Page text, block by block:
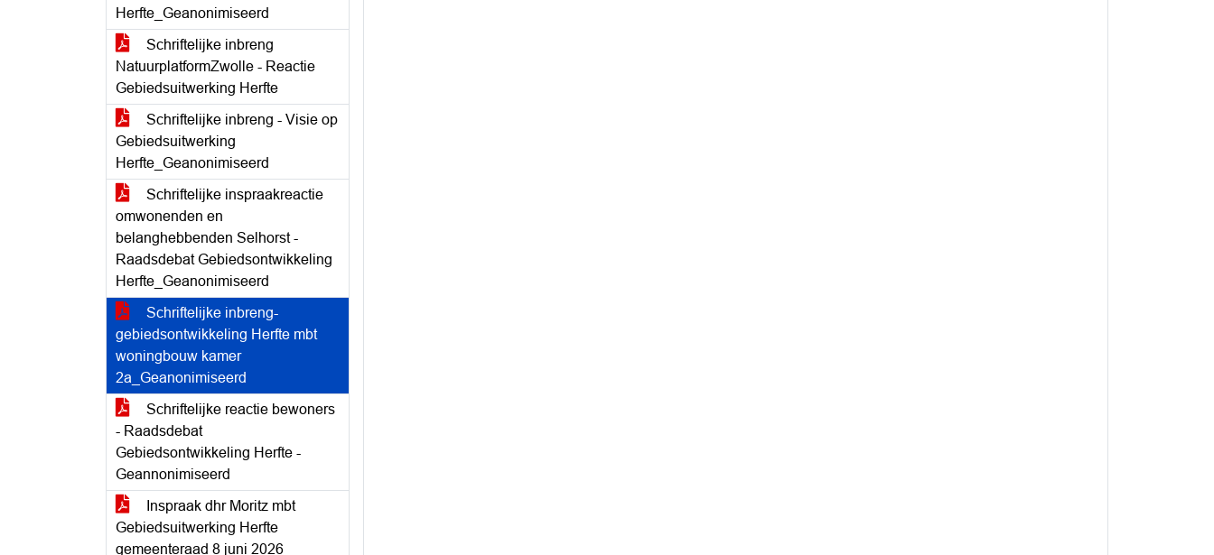
Herfte_Geanonimiseerd
Schriftelijke inbreng
NatuurplatformZwolle - Reactie
Gebiedsuitwerking Herfte
Schriftelijke inbreng - Visie op
Gebiedsuitwerking
Herfte_Geanonimiseerd
Schriftelijke inspraakreactie
omwonenden en
belanghebbenden Selhorst -
Raadsdebat Gebiedsontwikkeling
Herfte_Geanonimiseerd
Schriftelijke inbreng-
gebiedsontwikkeling Herfte mbt
woningbouw kamer
2a_Geanonimiseerd
Schriftelijke reactie bewoners
- Raadsdebat
Gebiedsontwikkeling Herfte -
Geannonimiseerd
Inspraak dhr Moritz mbt
Gebiedsuitwerking Herfte
gemeenteraad 8 juni 2026